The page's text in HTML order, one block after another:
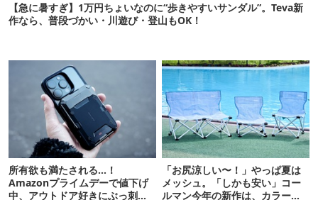
【急に暑すぎ】1万円ちょいなのに“歩きやすいサンダル”。Teva新
作なら、普段づかい・川遊び・登山もOK！
所有欲も満たされる…！
Amazonプライムデーで値下げ
中、アウトドア好きにぶっ刺さ
「お尻涼しい〜！」やっぱ夏は
メッシュ。「しかも安い」コー
ルマン今年の新作は、カラーも